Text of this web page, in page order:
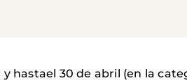
hastael 30 de abril (en la